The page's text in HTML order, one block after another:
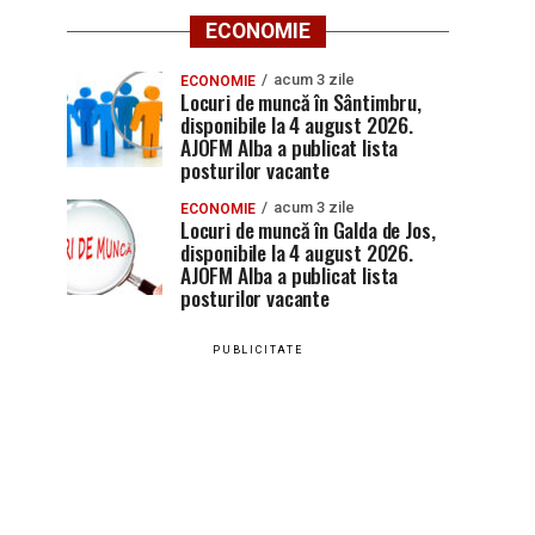
ECONOMIE
ECONOMIE acum 3 zile
Locuri de muncă în Sântimbru,
disponibile la 4 august 2026.
AJOFM Alba a publicat lista
posturilor vacante
ECONOMIE acum 3 zile
Locuri de muncă în Galda de Jos,
disponibile la 4 august 2026.
AJOFM Alba a publicat lista
posturilor vacante
PUBLICITATE